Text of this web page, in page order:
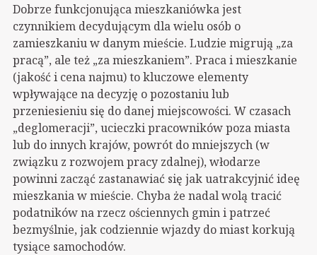
Dobrze funkcjonująca mieszkaniówka jest
czynnikiem decydującym dla wielu osób o
zamieszkaniu w danym mieście. Ludzie migrują „za
pracą”, ale też „za mieszkaniem”. Praca i mieszkanie
(jakość i cena najmu) to kluczowe elementy
wpływające na decyzję o pozostaniu lub
przeniesieniu się do danej miejscowości. W czasach
„deglomeracji”, ucieczki pracowników poza miasta
lub do innych krajów, powrót do mniejszych (w
związku z rozwojem pracy zdalnej), włodarze
powinni zacząć zastanawiać się jak uatrakcyjnić ideę
mieszkania w mieście. Chyba że nadal wolą tracić
podatników na rzecz ościennych gmin i patrzeć
bezmyślnie, jak codziennie wjazdy do miast korkują
tysiące samochodów.